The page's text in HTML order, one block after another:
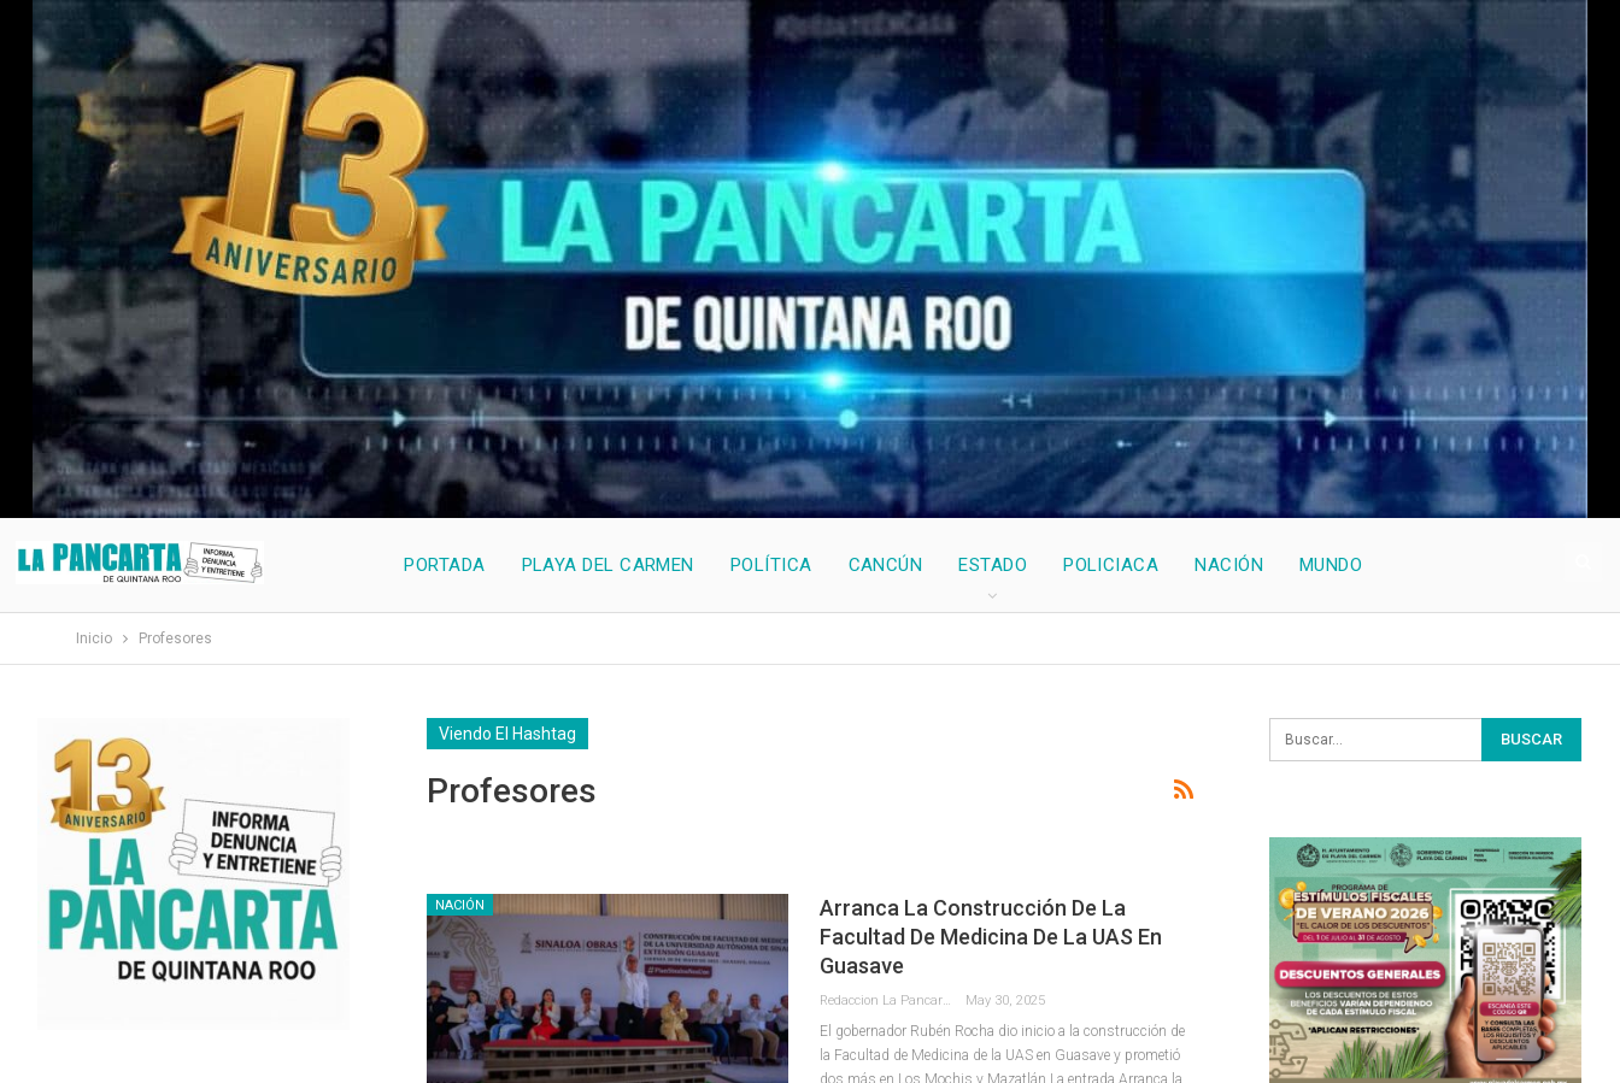
PORTADA PLAYA DEL CARMEN POLÍTICA CANCÚN ESTADO POLICIACA NACIÓN MUNDO
Inicio Profesores
Viendo El Hashtag
Profesores
NACIÓN
Arranca La Construcción De La
Facultad De Medicina De La UAS En
Guasave
May 30, 2025
El gobernador Rubén Rocha dio inicio a la construcción de
la Facultad de Medicina de la UAS en Guasave y prometió
dos más en Los Mochis y Mazatlán La entrada Arranca la